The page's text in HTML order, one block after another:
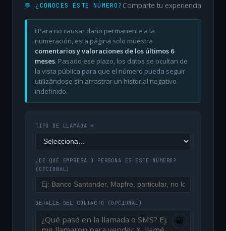
💬 ¿CONOCES ESTE NÚMERO? Comparte tu experiencia
ℹ️ Para no causar daño permanente a la
numeración, esta página solo muestra
comentarios y valoraciones de los últimos 6
meses. Pasado ese plazo, los datos se ocultan de
la vista pública para que el número pueda seguir
utilizándose sin arrastrar un historial negativo
indefinido.
TIPO DE LLAMADA *
¿DE QUÉ EMPRESA O PERSONA ES ESTE NÚMERO?
(OPCIONAL)
DETALLE DEL CONTACTO (OPCIONAL)
😀